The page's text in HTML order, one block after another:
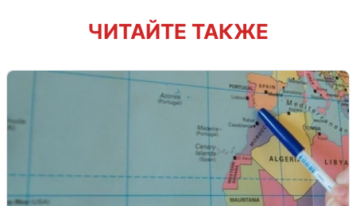
ЧИТАЙТЕ ТАКЖЕ